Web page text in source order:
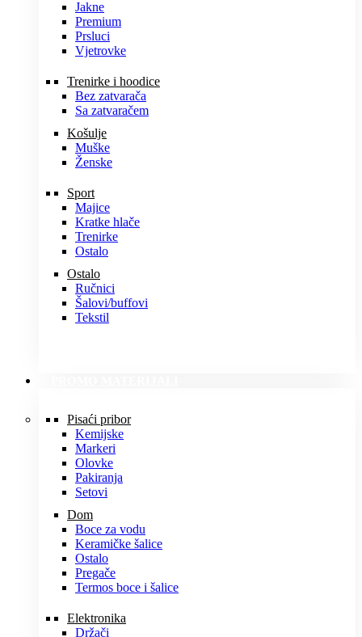
Jakne
Premium
Prsluci
Vjetrovke
Trenirke i hoodice
Bez zatvarača
Sa zatvaračem
Košulje
Muške
Ženske
Sport
Majice
Kratke hlače
Trenirke
Ostalo
Ostalo
Ručnici
Šalovi/buffovi
Tekstil
Pisaći pribor
Kemijske
Markeri
Olovke
Pakiranja
Setovi
Dom
Boce za vodu
Keramičke šalice
Ostalo
Pregače
Termos boce i šalice
Elektronika
Držači